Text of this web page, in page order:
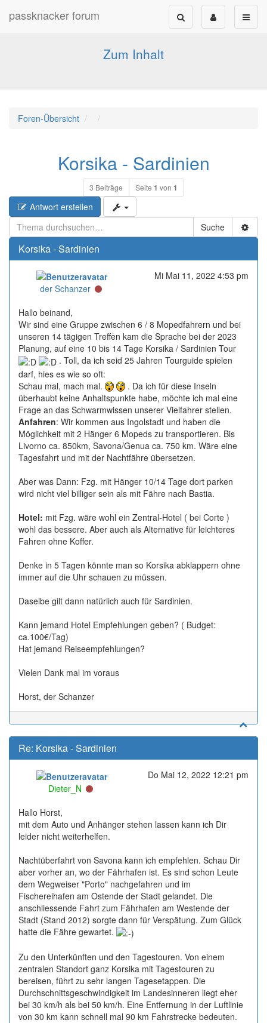
passknacker forum
Forum für alle Pässe- und Tourenfahrer
Zum Inhalt
Foren-Übersicht
Korsika - Sardinien
3 Beiträge Seite 1 von 1
Antwort erstellen
Suche
Korsika - Sardinien
der Schanzer
Mi Mai 11, 2022 4:53 pm
Hallo beinand,
Wir sind eine Gruppe zwischen 6 / 8 Mopedfahrern und bei
unseren 14 tägigen Treffen kam die Sprache bei der 2023
Planung, auf eine 10 bis 14 Tage Korsika / Sardinien Tour
. Toll, da ich seid 25 Jahren Tourguide spielen
darf, hies es wie so oft:
Schau mal, mach mal.
. Da ich für diese Inseln
überhaubt keine Anhaltspunkte habe, möchte ich mal eine
Frage an das Schwarmwissen unserer Vielfahrer stellen.
Anfahren: Wir kommen aus Ingolstadt und haben die
Möglichkeit mit 2 Hänger 6 Mopeds zu transportieren. Bis
Livorno ca. 850km, Savona/Genua ca. 750 km. Wäre eine
Tagesfahrt und mit der Nachtfähre übersetzen.
Aber was Dann: Fzg. mit Hänger 10/14 Tage dort parken
wird nicht viel billiger sein als mit Fähre nach Bastia.
Hotel: mit Fzg. wäre wohl ein Zentral-Hotel ( bei Corte )
wohl das bessere. Aber auch als Alternative für leichteres
Fahren ohne Koffer.
Denke in 5 Tagen könnte man so Korsika abklappern ohne
immer auf die Uhr schauen zu müssen.
Daselbe gilt dann natürlich auch für Sardinien.
Kann jemand Hotel Empfehlungen geben? ( Budget:
ca.100€/Tag)
Hat jemand Reiseempfehlungen?
Vielen Dank mal im voraus
Horst, der Schanzer
Re: Korsika - Sardinien
Dieter_N
Do Mai 12, 2022 12:21 pm
Hallo Horst,
mit dem Auto und Anhänger stehen lassen kann ich Dir
leider nicht weiterhelfen.
Nachtüberfahrt von Savona kann ich empfehlen. Schau Dir
aber vorher an, wo der Fährhafen ist. Es sind schon Leute
dem Wegweiser "Porto" nachgefahren und im
Fischereihafen am Ostende der Stadt gelandet. Die
anschliessende Fahrt zum Fährhafen am Westende der
Stadt (Stand 2012) sorgte dann für Verspätung. Zum Glück
hatte die Fähre gewartet.
Zu den Unterkünften und den Tagestouren. Von einem
zentralen Standort ganz Korsika mit Tagestouren zu
bereisen, führt zu sehr langen Tagesetappen. Die
Durchschnittsgeschwindigkeit im Landesinneren liegt eher
bei 30 km/h als bei 50 km/h. Eine Entfernung in der Luftlinie
von 30 km kann schnell mal 90 km Fahrstrecke bedeuten.